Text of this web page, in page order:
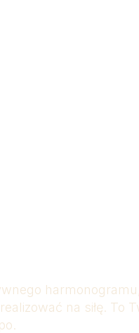
na siłę. To